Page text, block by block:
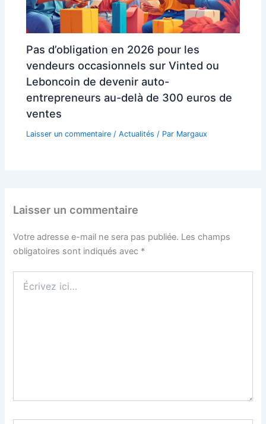
Pas d’obligation en 2026 pour les
vendeurs occasionnels sur Vinted ou
Leboncoin de devenir auto-
entrepreneurs au-delà de 300 euros de
ventes
Laisser un commentaire /Actualités / Par Margaux
Laisser un commentaire
Votre adresse e-mail ne sera pas publiée. Les champs
obligatoires sont indiqués avec *
ici…